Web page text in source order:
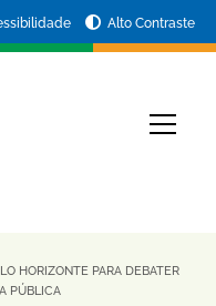
Alto Contraste
HORIZONTE PARA DEBATER
PÚBLICA